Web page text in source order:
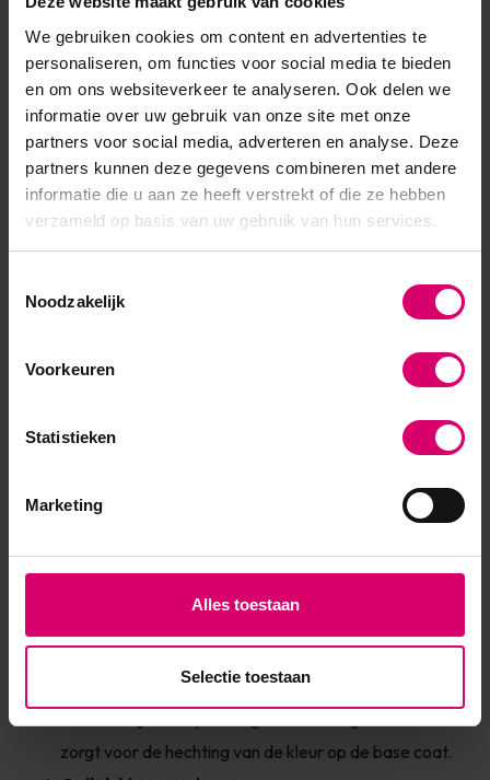
We gebruiken cookies om content en advertenties te
personaliseren, om functies voor social media te bieden
en om ons websiteverkeer te analyseren. Ook delen we
informatie over uw gebruik van onze site met onze
partners voor social media, adverteren en analyse. Deze
partners kunnen deze gegevens combineren met andere
informatie die u aan ze heeft verstrekt of die ze hebben
verzameld op basis van uw gebruik van hun services.
Noodzakelijk
Voorkeuren
Statistieken
Marketing
Alles toestaan
Selectie toestaan
heel dun aanbrengen door het penseeltje eerst nog
afstrijken op een celstofdepper voordat je het
aanbrengt omdat deze zuur bevat. Daarom adviseren
wij een zuurvrije primer te gebruiken.
Gellak base coat aanbrengen
Eenbase coatzorgt ook weer voor een goede
hechting. Daarnaast zorgt het ervoor dat de
nagel kunnen doordringen. Tegenwoordig wordt ook
steeds vaker gekozen om in plaats van een base coat,
een rubberbase aan te brengen als basis. Hiermee zorg
je ervoor dat je extra stevigheid krijgt. De nagels zullen
hierdoor minder snel breken of scheuren. Breng de
basecoat niet te dik aan en zorg ervoor dat je een
millimeter van de nagelriemen en zijkanten van de
nagel blijft, zodat de huid niet aangeraakt wordt. Deze
laag hard je vervolgens uit in de UV of UV LED lamp. Bij
de UV lamp of 30 seconden in de UV LED lamp worden
uitgehard. Hou altijd de uithardingstijden van het merk
zorgt voor de hechting van de kleur op de base coat.